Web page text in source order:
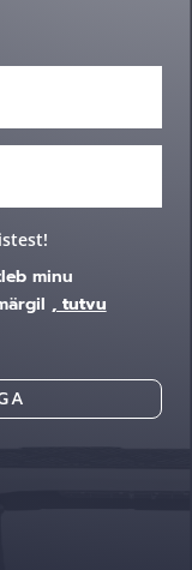
minu
, tutvu